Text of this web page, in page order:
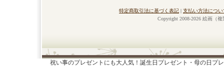
特定商取引法に基づく表記 | 支払い方法につい
Copyright 2008-2026 絵画（
祝い事のプレゼントにも大人気！誕生日プレゼント・母の日プ